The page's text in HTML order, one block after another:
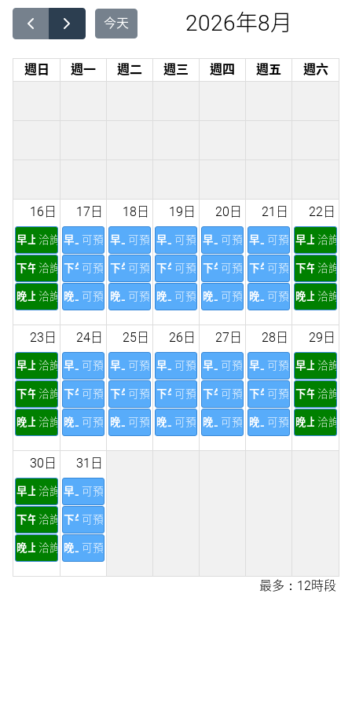
今天 2026年8月
週日 週一 週二 週三 週四 週五 週六
16日
早上 洽詢
下午 洽詢
晚上 洽詢
17日
早上可預訂
下午可預訂
晚上可預訂
18日
早上可預訂
下午可預訂
晚上可預訂
19日
早上可預訂
下午可預訂
晚上可預訂
20日
早上可預訂
下午可預訂
晚上可預訂
21日
早上可預訂
下午可預訂
晚上可預訂
22日
早上 洽詢
下午 洽詢
晚上 洽詢
23日
早上 洽詢
下午 洽詢
晚上 洽詢
24日
早上可預訂
下午可預訂
晚上可預訂
25日
早上可預訂
下午可預訂
晚上可預訂
26日
早上可預訂
下午可預訂
晚上可預訂
27日
早上可預訂
下午可預訂
晚上可預訂
28日
早上可預訂
下午可預訂
晚上可預訂
29日
早上 洽詢
下午 洽詢
晚上 洽詢
30日
早上 洽詢
下午 洽詢
晚上 洽詢
31日
早上可預訂
下午可預訂
晚上可預訂
最多：12時段